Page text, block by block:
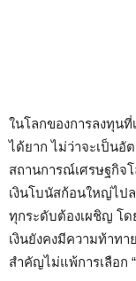
ในโลกของการลงทุน
ได้ยาก ไม่ว่าจะเป็นอั
สถานการณ์เศรษฐกิจ
เงินโบนัสก้อนใหญ่ไป
ทุกระดับต้องเผชิญ โด
เงินยังคงมีความท้าทา
สำคัญไม่แพ้การเลือก